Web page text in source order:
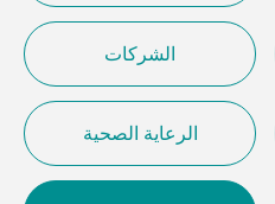
الشركات
الرعاية الصحية